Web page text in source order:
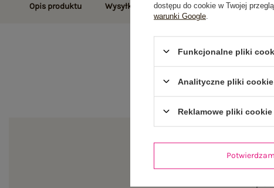
Opis produktu Wysyłka i dostawa Zwroty i reklamacje
dostępu do cookie w Twojej
warunki Google
Funkcjonalne pliki
Analityczne pliki cookie
Reklamowe pliki cookie